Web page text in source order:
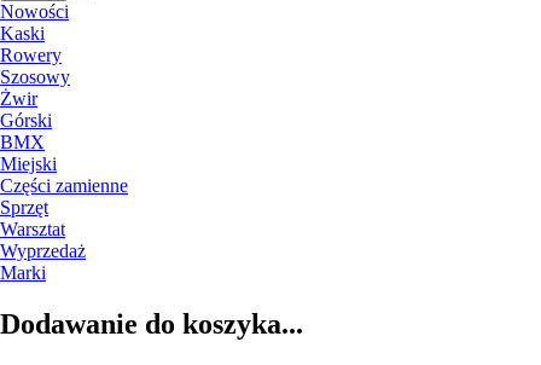
Nowości
Kaski
Rowery
Szosowy
Żwir
Górski
BMX
Miejski
Części zamienne
Sprzęt
Warsztat
Wyprzedaż
Marki
Dodawanie do koszyka...